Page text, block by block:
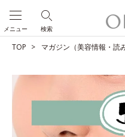
検索
メニュー
TOP マガジン（美容情報・読